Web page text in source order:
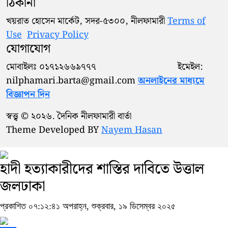
খয়রাত হোসেন মার্কেট, সদর-৫৩০০, নীলফামারীTerms of
Use Privacy Policy
যোগাযোগ
মোবাইলঃ ০১৭১২৬৬৯৭৭৭ ইমেইল:
nilphamari.barta@gmail.comঅনলাইনের মাধ্যমে
বিজ্ঞাপন দিন
স্বত্ত্ব © ২০২৬. দৈনিক নীলফামারী বার্তা
Theme Developed BYNayem Hasan
হাদী হত্যাকারীদের শাস্তির দাবিতে উত্তাল
জলঢাকা
প্রকাশিত ০৭:১২:৪১ অপরাহ্ন, শুক্রবার, ১৯ ডিসেম্বর ২০২৫